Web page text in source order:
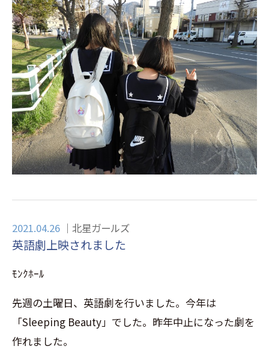
2021.04.26 北星ガールズ
英語劇上映されました
ﾓﾝｸﾎｰﾙ
先週の土曜日、英語劇を行いました。今年は
「Sleeping Beauty」でした。昨年中止になった劇を
作れました。